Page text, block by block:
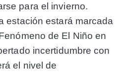
para el invierno.
estación estará marcada
de El Niño en
incertidumbre con
el nivel de